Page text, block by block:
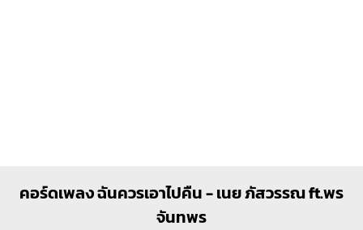
X
G#m
4
คอร์ดเพลง ฉันควรเอาไปคืน - เนย ภัสวรรณ ft.พร
จันทพร